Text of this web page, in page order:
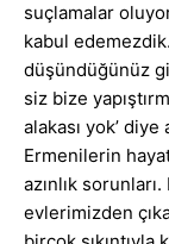
suçlamalar
kabul
düşündüğünüz
siz bize
alakası yok’
Ermenilerin
azınlık
evlerimizden